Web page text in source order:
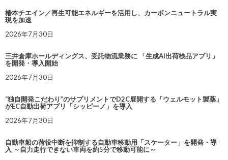
椿本チエイン／再生可能エネルギーを活用し、カーボンニュートラル実
現を加速
2026年7月30日
三井倉庫ホールディングス、受託物流業務に 「生成AI出荷検品アプリ」
を開発・導入開始
2026年7月30日
“独自開発こだわり”のサプリメントでD2C展開する「ウェルモット製薬」
がEC自動出荷アプリ「シッピーノ」を導入
2026年7月30日
自動車船の荷役中断を抑制する自動車移動用「スケーター」を開発・導
入 ～自力走行できない車両を約5分で移動可能に～